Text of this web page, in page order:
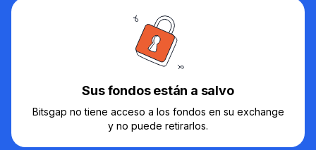
Sus fondos están a salvo
Bitsgap no tiene acceso a los fondos en su exchange
y no puede retirarlos.